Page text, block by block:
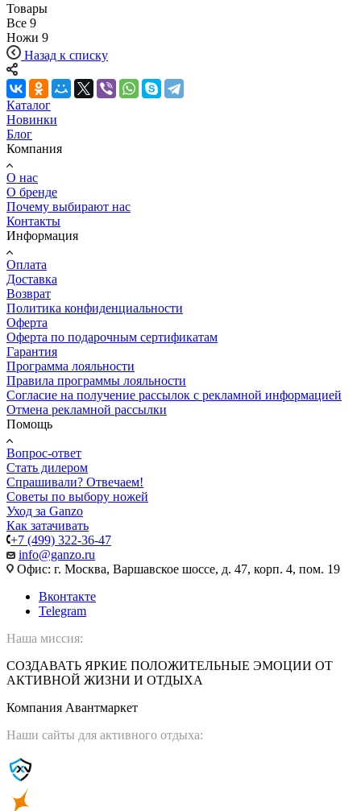
Товары
Все 9
Ножи 9
Назад к списку
Каталог
Новинки
Блог
Компания
О нас
О бренде
Почему выбирают нас
Контакты
Информация
Оплата
Доставка
Возврат
Политика конфиденциальности
Оферта
Оферта по подарочным сертификатам
Гарантия
Программа лояльности
Правила программы лояльности
Согласие на получение рассылок с рекламной информацией
Отмена рекламной рассылки
Помощь
Вопрос-ответ
Стать дилером
Спрашивали? Отвечаем!
Советы по выбору ножей
Уход за Ganzo
Как затачивать
+7 (499) 322-36-47
info@ganzo.ru
Офис: г. Москва, Варшавское шоссе, д. 47, корп. 4, пом. 19
Вконтакте
Telegram
Наша миссия:
СОЗДАВАТЬ ЯРКИЕ ПОЛОЖИТЕЛЬНЫЕ ЭМОЦИИ ОТ
АКТИВНОЙ ЖИЗНИ И ОТДЫХА
Компания Авантмаркет
Наши сайты для активного отдыха: